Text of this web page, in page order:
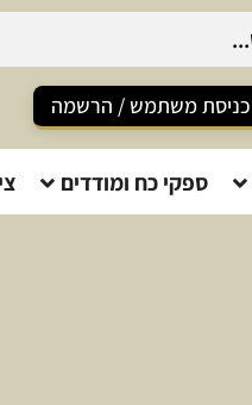
כניסת משתמש / הרשמה
ספקי כח ומודדים